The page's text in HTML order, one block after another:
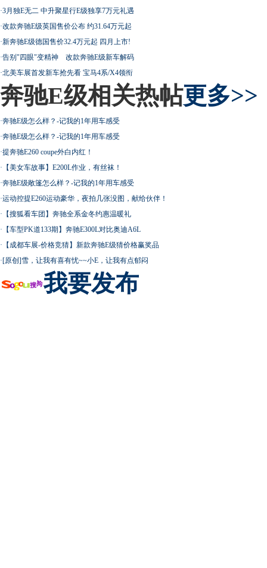
·3月独E无二 中升聚星行E级独享7万元礼遇
·改款奔驰E级英国售价公布 约31.64万元起
·新奔驰E级德国售价32.4万元起 四月上市!
·告别"四眼"变精神 改款奔驰E级新车解码
·北美车展首发新车抢先看 宝马4系/X4领衔
奔驰E级相关热帖更多>>
·奔驰E级怎么样？-记我的1年用车感受
·奔驰E级怎么样？-记我的1年用车感受
·提奔驰E260 coupe外白内红！
· 【美女车故事】E200L作业，有丝袜！
·奔驰E级敞篷怎么样？-记我的1年用车感受
·运动控提E260运动豪华，夜拍几张没图，献给伙伴！
· 【搜狐看车团】奔驰全系金冬约惠温暖礼
· 【车型PK道133期】奔驰E300L对比奥迪A6L
· 【成都车展-价格竞猜】新款奔驰E级猜价格赢奖品
·[原创]雪，让我有喜有忧~~小E，让我有点郁闷
我要发布